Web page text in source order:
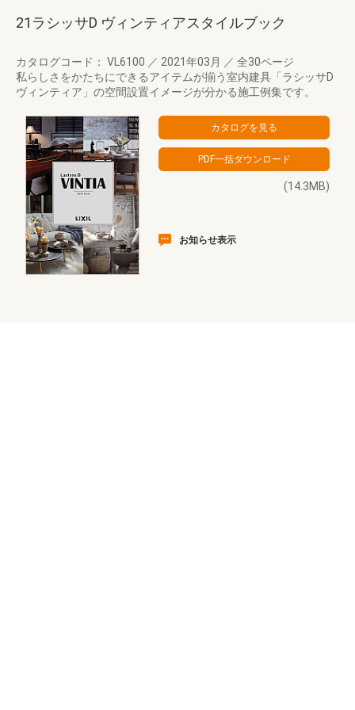
21ラシッサD ヴィンティアスタイルブック
カタログコード： VL6100 ／ 2021年03月 ／ 全30ページ
私らしさをかたちにできるアイテムが揃う室内建具「ラシッサD
ヴィンティア」の空間設置イメージが分かる施工例集です。
(14.3MB)
お知らせ表示